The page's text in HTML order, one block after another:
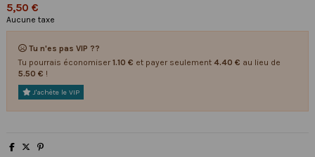
5,50 €
Aucune taxe
Tu n'es pas VIP ??
Tu pourrais économiser 1.10 € et payer seulement 4.40 € au lieu de
5.50 € !
J'achète le VIP